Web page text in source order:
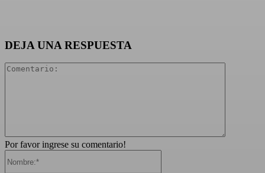
DEJA UNA RESPUESTA
Por favor ingrese su comentario!